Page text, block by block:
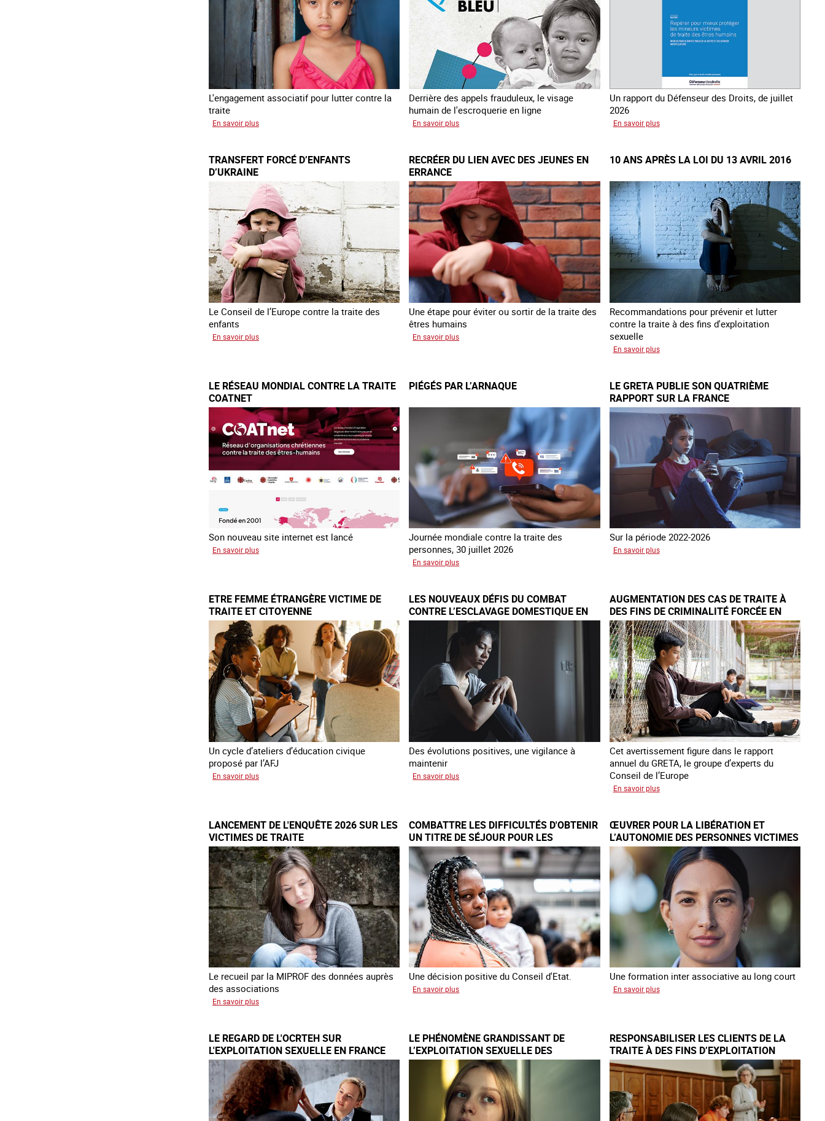
L'engagement associatif pour lutter contre la
traite
En savoir plus
enfants
Asie
du
sud
est
Derrière des appels frauduleux, le visage
humain de l'escroquerie en ligne
En savoir plus
de
contre
la
traite
des
êtres
humains
Un rapport du Défenseur des Droits, de juillet
2026
En savoir plussur
les
victimes
de
traite
des
êtres
humains
TRANSFERT FORCÉ D’ENFANTS
D’UKRAINE
Le Conseil de l’Europe contre la traite des
enfants
En savoir plus
d’Ukraine
RECRÉER DU LIEN AVEC DES JEUNES EN
ERRANCE
Une étape pour éviter ou sortir de la traite des
êtres humains
En savoir plus
avec
jeunes
10 ANS APRÈS LA LOI DU 13 AVRIL 2016
Recommandations pour prévenir et lutter
contre la traite à des fins d'exploitation
sexuelle
En savoir plussur
après
la
loi
du
13
avril
2016
LE RÉSEAU MONDIAL CONTRE LA TRAITE
COATNET
Son nouveau site internet est lancé
En savoir plus
contre
la
traite
COATNET
PIÉGÉS PAR L’ARNAQUE
Journée mondiale contre la traite des
personnes, 30 juillet 2026
En savoir plus
l’arnaque
LE GRETA PUBLIE SON QUATRIÈME
RAPPORT SUR LA FRANCE
Sur la période 2022-2026
En savoir plussur
son
quatrième
rapport
sur
la
France
ETRE FEMME ÉTRANGÈRE VICTIME DE
TRAITE ET CITOYENNE
Un cycle d’ateliers d’éducation civique
proposé par l’AFJ
En savoir plus
victime
de
traite
et
citoyenne
LES NOUVEAUX DÉFIS DU COMBAT
CONTRE L’ESCLAVAGE DOMESTIQUE EN
FRANCE
Des évolutions positives, une vigilance à
maintenir
En savoir plus
du
combat
contre
l’esclavage
domestique
en
France
AUGMENTATION DES CAS DE TRAITE À
DES FINS DE CRIMINALITÉ FORCÉE EN
EUROPE
Cet avertissement figure dans le rapport
annuel du GRETA, le groupe d’experts du
Conseil de l’Europe
En savoir plussur
cas
de
traite
des
fins
de
criminalité
forcée
en
Europe
LANCEMENT DE L'ENQUÊTE 2026 SUR LES
VICTIMES DE TRAITE
Le recueil par la MIPROF des données auprès
des associations
En savoir plus
l'enquête
2026
sur
les
victimes
de
traite
COMBATTRE LES DIFFICULTÉS D'OBTENIR
UN TITRE DE SÉJOUR POUR LES
VICTIMES DE TRAITE
Une décision positive du Conseil d'Etat.
En savoir plus
d'obtenir
un
titre
de
séjour
pour
les
ŒUVRER POUR LA LIBÉRATION ET
L’AUTONOMIE DES PERSONNES VICTIMES
DE TRAITE
Une formation inter associative au long court
En savoir plussur
libération
et
l’autonomie
des
victimes
de
LE REGARD DE L'OCRTEH SUR
L'EXPLOITATION SEXUELLE EN FRANCE
EN 2025
LE PHÉNOMÈNE GRANDISSANT DE
L’EXPLOITATION SEXUELLE DES
MINEURES À TRAVERS L’EUROPE
RESPONSABILISER LES CLIENTS DE LA
TRAITE À DES FINS D’EXPLOITATION
SEXUELLE